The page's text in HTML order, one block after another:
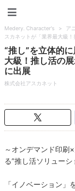
Medery. Character's > ア
スカネットが「業界最大級
“推し”を立体的
大級！推し活の
に出展
株式会社アスカネット
～オンデマンド印刷
る”推し活ソリューシ
「イノベーション